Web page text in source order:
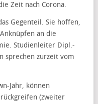
Zeit nach Corona.
Gegenteil. Sie hoffen,
an die
Studienleiter Dipl.-
sprechen zurzeit vom
Jahr, können
(zweiter